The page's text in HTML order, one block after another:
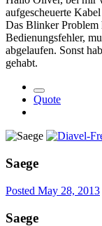
aufgescheuerte
Das Blinker Problem
Bedienungsfehler,
abgelaufen. Sonst
gehabt.
Quote
Saege
Posted May 28, 2013
Saege